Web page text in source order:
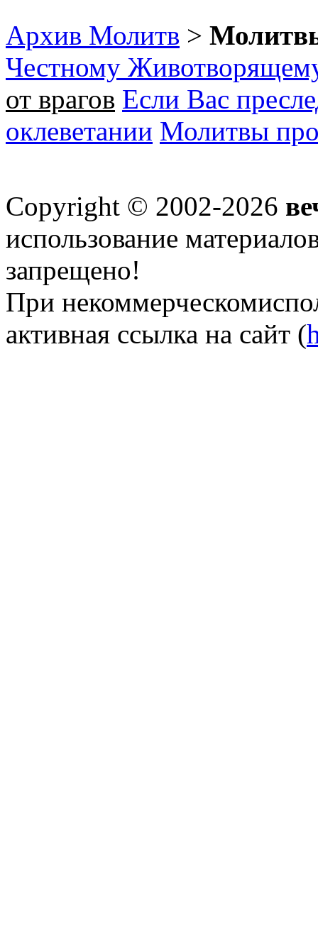
Архив Молитв >
Честному
от врагов Если Вас
оклеветании Молитвы
Copyright © 2002-2026
использование
запрещено!
При
активная ссылка на сайт (